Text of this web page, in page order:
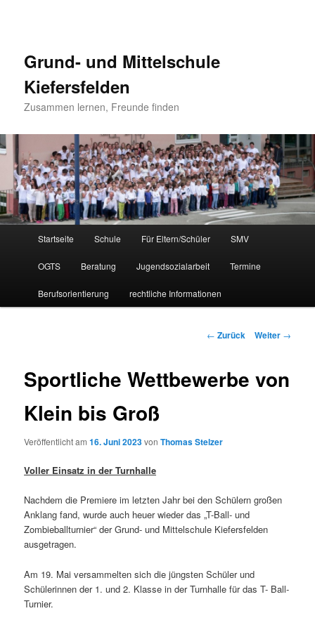
Grund- und Mittelschule
Kiefersfelden
Zusammen lernen, Freunde finden
Zum
Inhalt
wechseln
Startseite Schule Für Eltern/Schüler SMV
OGTS Beratung Jugendsozialarbeit Termine
Berufsorientierung rechtliche Informationen
Beitrags-
← Zurück Weiter →
Sportliche Wettbewerbe von
Klein bis Groß
Veröffentlicht am16. Juni 2023vonThomas Stelzer
Voller Einsatz in der Turnhalle
Nachdem die Premiere im letzten Jahr bei den Schülern großen
Anklang fand, wurde auch heuer wieder das „T-Ball- und
Zombieballturnier“ der Grund- und Mittelschule Kiefersfelden
ausgetragen.
Am 19. Mai versammelten sich die jüngsten Schüler und
Schülerinnen der 1. und 2. Klasse in der Turnhalle für das T- Ball-
Turnier.